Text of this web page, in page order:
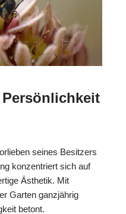
seines Besitzers
konzentriert sich auf
Ästhetik. Mit
Garten ganzjährig
betont.